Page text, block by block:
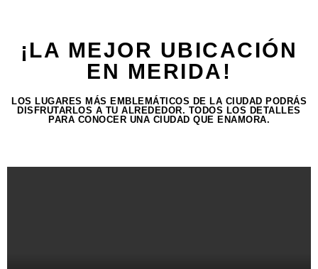
¡LA MEJOR UBICACIÓN
EN MERIDA!
LOS LUGARES MÁS EMBLEMÁTICOS DE LA CIUDAD PODRÁS
DISFRUTARLOS A TU ALREDEDOR. TODOS LOS DETALLES
PARA CONOCER UNA CIUDAD QUE ENAMORA.